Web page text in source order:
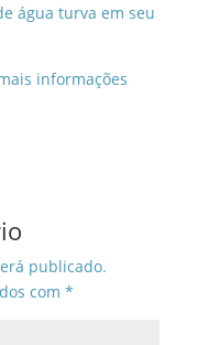
água turva em seu
informações
publicado.
com *